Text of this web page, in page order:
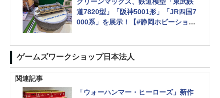
道7820型」「阪神5001形」「JR四国7
000系」を展示！【#静岡ホビーショ
ゲームズワークショップ日本法人
関連記事
「ウォーハンマー・ヒーローズ」新作